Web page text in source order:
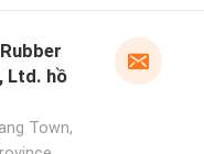
Ltd. hồ
Town,